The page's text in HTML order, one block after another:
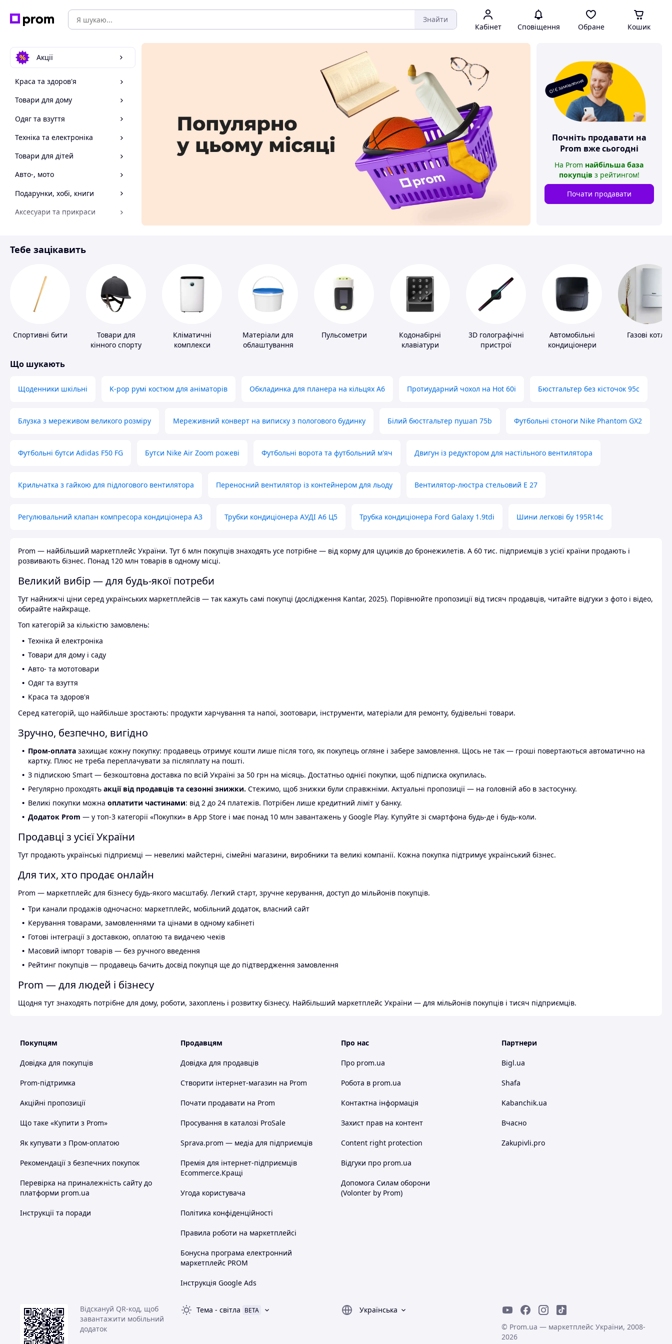
Знайти
Кабінет Сповіщення Обране Кошик
Акції
Краса та здоров'я
Товари для дому
Одяг та взуття
Техніка та електроніка
Товари для дітей
Авто-, мото
Подарунки, хобі, книги
Аксесуари та прикраси
Спорт і відпочинок
О! Є замовлення
Почніть продавати на
Prom вже сьогодні
На Prom найбільша база
покупців з рейтингом!
Почати продавати
Тебе зацікавить
Спортивні бити
Товари для
кінного спорту
Кліматичні
комплекси
Матеріали для
облаштування
Пульсометри
Кодонабірні
клавіатури
3D голографічні
пристрої
Автомобільні
кондиціонери
Газові котли
Що шукають
Щоденники шкільні K-pop румі костюм для аніматорів Обкладинка для планера на кільцях А6 Протиударний чохол на Hot 60i Бюстгальтер без кісточок 95с
Блузка з мереживом великого розміру Мереживний конверт на виписку з пологового будинку Білий бюстгальтер пушап 75b Футбольні стоноги Nike Phantom GX2
Футбольні бутси Adidas F50 FG Бутси Nike Air Zoom рожеві Футбольні ворота та футбольний м'яч Двигун із редуктором для настільного вентилятора
Крильчатка з гайкою для підлогового вентилятора Переносний вентилятор із контейнером для льоду Вентилятор-люстра стельовий E 27
Регулювальний клапан компресора кондиціонера А3 Трубки кондиціонера АУДІ А6 Ц5 Трубка кондиціонера Ford Galaxy 1.9tdi Шини легкові бу 195R14c
Prom — найбільший маркетплейс України. Тут 6 млн покупців знаходять усе потрібне — від корму для цуциків до бронежилетів. А 60 тис. підприємців з усієї країни продають і
розвивають бізнес. Понад 120 млн товарів в одному місці.
Великий вибір — для будь-якої потреби
Тут найнижчі ціни серед українських маркетплейсів — так кажуть самі покупці (дослідження Kantar, 2025). Порівнюйте пропозиції від тисяч продавців, читайте відгуки з фото і відео,
обирайте найкраще.
Топ категорій за кількістю замовлень:
Техніка й електроніка
Товари для дому і саду
Авто- та мототовари
Одяг та взуття
Краса та здоров'я
Серед категорій, що найбільше зростають: продукти харчування та напої, зоотовари, інструменти, матеріали для ремонту, будівельні товари.
Зручно, безпечно, вигідно
Пром-оплата захищає кожну покупку: продавець отримує кошти лише після того, як покупець огляне і забере замовлення. Щось не так — гроші повертаються автоматично на
картку. Плюс не треба переплачувати за післяплату на пошті.
З підпискою Smart — безкоштовна доставка по всій Україні за 50 грн на місяць. Достатньо однієї покупки, щоб підписка окупилась.
Регулярно проходять акції від продавців та сезонні знижки. Стежимо, щоб знижки були справжніми. Актуальні пропозиції — на головній або в застосунку.
Великі покупки можна оплатити частинами: від 2 до 24 платежів. Потрібен лише кредитний ліміт у банку.
Додаток Prom — у топ-3 категорії «Покупки» в App Store і має понад 10 млн завантажень у Google Play. Купуйте зі смартфона будь-де і будь-коли.
Продавці з усієї України
Тут продають українські підприємці — невеликі майстерні, сімейні магазини, виробники та великі компанії. Кожна покупка підтримує український бізнес.
Для тих, хто продає онлайн
Prom — маркетплейс для бізнесу будь-якого масштабу. Легкий старт, зручне керування, доступ до мільйонів покупців.
Три канали продажів одночасно: маркетплейс, мобільний додаток, власний сайт
Керування товарами, замовленнями та цінами в одному кабінеті
Готові інтеграції з доставкою, оплатою та видачею чеків
Масовий імпорт товарів — без ручного введення
Рейтинг покупців — продавець бачить досвід покупця ще до підтвердження замовлення
Prom — для людей і бізнесу
Щодня тут знаходять потрібне для дому, роботи, захоплень і розвитку бізнесу. Найбільший маркетплейс України — для мільйонів покупців і тисяч підприємців.
Покупцям
Довідка для покупців
Prom-підтримка
Акційні пропозиції
Що таке «Купити з Prom»
Як купувати з Пром-оплатою
Рекомендації з безпечних покупок
Перевірка на приналежність сайту до
платформи prom.ua
Інструкції та поради
Продавцям
Довідка для продавців
Створити інтернет-магазин на Prom
Почати продавати на Prom
Просування в каталозі ProSale
Sprava.prom — медіа для підприємців
Премія для інтернет-підприємців
Ecommerce.Кращі
Угода користувача
Політика конфіденційності
Правила роботи на маркетплейсі
Бонусна програма електронний
маркетплейс PROM
Інструкція Google Ads
Про нас
Про prom.ua
Робота в prom.ua
Контактна інформація
Захист прав на контент
Content right protection
Відгуки про prom.ua
Допомога Силам оборони
(Volonter by Prom)
Партнери
Bigl.ua
Shafa
Kabanchik.ua
Вчасно
Zakupivli.pro
Відскануй QR-код, щоб
завантажити мобільний
додаток
Тема - світла BETA
Українська
© Prom.ua — маркетплейс України, 2008-
2026